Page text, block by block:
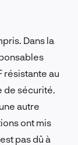
Dans la
résistante au
de sécurité.
autre
ont mis
pas dû à